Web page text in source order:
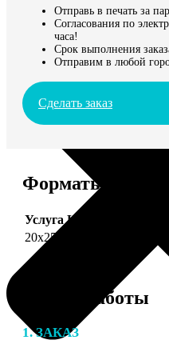
Отправь в печать за
Согласования по
часа!
Срок выполнения
Отправим в любой
Сделать заказ
Форматы и цены
Услуга Цена, руб.
20х25
Этапы работы
1. ЗАКАЗ